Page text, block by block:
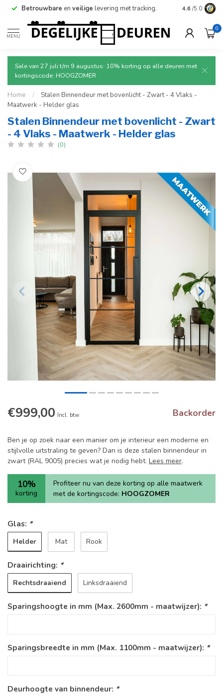
Betrouwbare en veilige levering met tracking. 4.6 /5.0
MENU
0
Sale van 27 juli t/m 9 augustus: 10% korting op alle deuren met
kortingscode: HOOGZOMER
Home /
Stalen Binnendeur met bovenlicht - Zwart - 4 Vlaks -
Maatwerk - Helder glas
Stalen Binnendeur met bovenlicht - Zwart
- 4 Vlaks - Maatwerk - Helder glas
(0)
€999,00 Incl. btw Backorder
Ben je op zoek naar een manier om je interieur een moderne en
stijlvolle uitstraling te geven? Dan is deze stalen binnendeur in
zwart (RAL 9005) precies wat je nodig hebt. Lees meer.
10%
korting
Profiteer nu van deze korting op alle maatwerk
met de kortingscode: HOOGZOMER
Glas: *
Helder Mat Rook
Draairichting: *
Rechtsdraaiend Linksdraaiend
Sparingshoogte in mm (Max. 2600mm - maatwijzer): *
Sparingsbreedte in mm (Max. 1100mm - maatwijzer): *
Deurhoogte van binnendeur: *